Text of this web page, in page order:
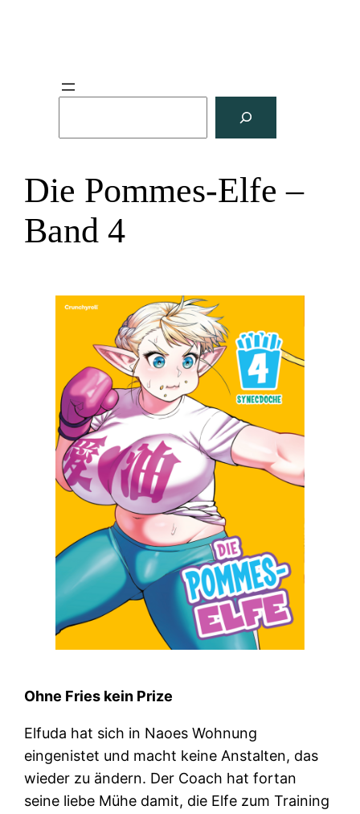
e
Die Pommes-Elfe –
Band 4
Ohne Fries kein Prize
Elfuda hat sich in Naoes Wohnung
eingenistet und macht keine Anstalten, das
wieder zu ändern. Der Coach hat fortan
seine liebe Mühe damit, die Elfe zum Training